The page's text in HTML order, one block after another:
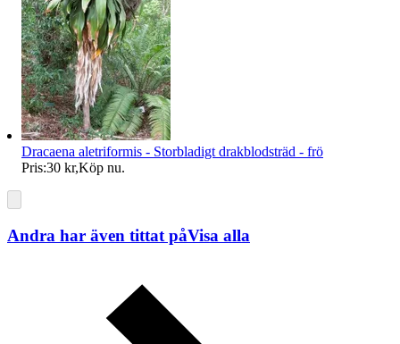
Dracaena aletriformis - Storbladigt drakblodsträd - frö
Pris:30 kr,Köp nu.
Andra har även tittat påVisa alla